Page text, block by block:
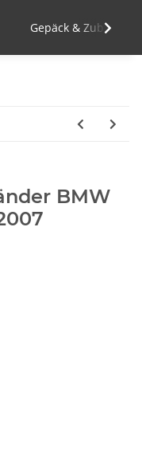
Gepäck & Zubehör
BMW